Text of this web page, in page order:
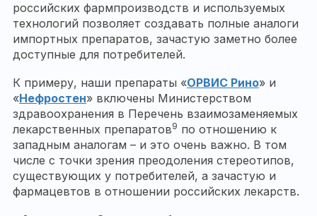
российских фармпроизводств и используемых
технологий позволяет создавать полные аналоги
импортных препаратов, зачастую заметно более
доступные для потребителей.
К примеру, наши препараты «ОРВИС Рино» и
«Нефростен» включены Министерством
здравоохранения в Перечень взаимозаменяемых
лекарственных препаратов9 по отношению к
западным аналогам – и это очень важно. В том
числе с точки зрения преодоления стереотипов,
существующих у потребителей, а зачастую и
фармацевтов в отношении российских лекарств.